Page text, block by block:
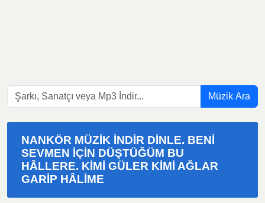
Müzik Ara
NANKÖR MÜZIK İNDIR DINLE. BENI
SEVMEN IÇIN DÜŞTÜĞÜM BU
HÂLLERE. KIMI GÜLER KIMI AĞLAR
GARIP HÂLIME